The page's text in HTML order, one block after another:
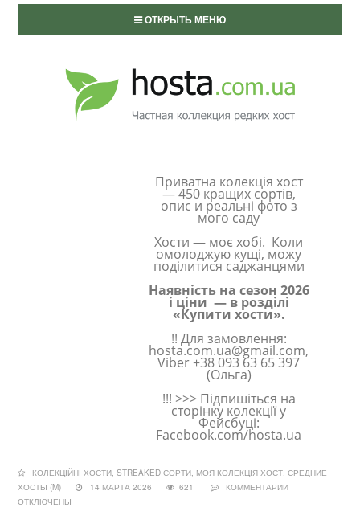
ОТКРЫТЬ МЕНЮ
Приватна колекція хост
— 450 кращих сортів,
опис и реальні фото з
мого саду
Хости — моє хобі. Коли
омолоджую кущі, можу
поділитися саджанцями
Наявність на сезон 2026
і ціни — в розділі
«Купити хости».
!! Для замовлення:
hosta.com.ua@gmail.com,
Viber +38 093 63 65 397
(Ольга)
!!! >>> Підпишіться на
сторінку колекції у
Фейсбуці:
Facebook.com/hosta.ua
КОЛЕКЦІЙНІ ХОСТИ, STREAKED СОРТИ, МОЯ КОЛЕКЦІЯ ХОСТ,СРЕДНИЕ
ХОСТЫ (M)
14 МАРТА 2026 621
КОММЕНТАРИИ
ОТКЛЮЧЕНЫ